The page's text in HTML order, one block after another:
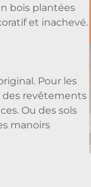
bois plantées
et inachevé.
Pour les
des revêtements
Ou des sols
manoirs